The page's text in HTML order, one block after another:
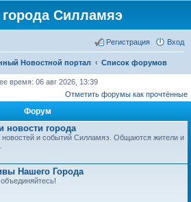
Силламяэ
Вход
Регистрация
Новостной портал Список форумов
время: 06 авг 2026, 13:39
Отметить форумы как прочтённые
Форум
новости города
и событий Силламяэ. Общаются жители и
Нашего Города